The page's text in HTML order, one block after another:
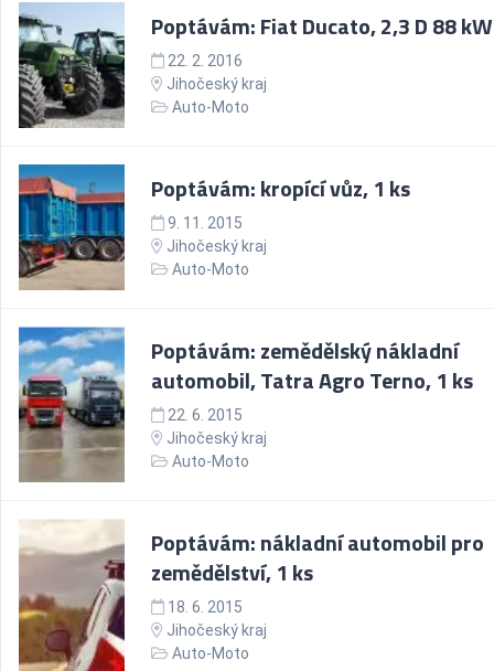
Poptávám: Fiat Ducato, 2,3 D 88 kW
22. 2. 2016
Jihočeský kraj
Auto-Moto
Poptávám: kropící vůz, 1 ks
9. 11. 2015
Jihočeský kraj
Auto-Moto
Poptávám: zemědělský nákladní
automobil, Tatra Agro Terno, 1 ks
22. 6. 2015
Jihočeský kraj
Auto-Moto
Poptávám: nákladní automobil pro
zemědělství, 1 ks
18. 6. 2015
Jihočeský kraj
Auto-Moto